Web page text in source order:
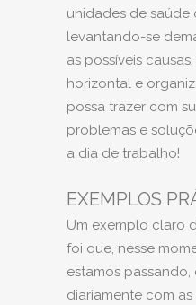
unidades de saúde
levantando-se
as possíveis
horizontal e
possa trazer com
problemas e
a dia de trabalho!
EXEMPLOS
Um exemplo claro
foi que, nesse
estamos
diariamente com